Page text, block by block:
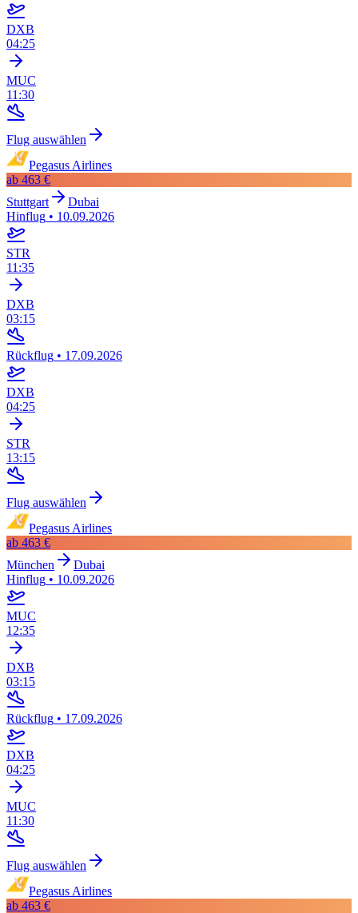
DXB
04:25
MUC
11:30
Flug auswählen
Pegasus Airlines
ab 463 €
Stuttgart
Dubai
Hinflug • 10.09.2026
STR
11:35
DXB
03:15
Rückflug • 17.09.2026
DXB
04:25
STR
13:15
Flug auswählen
Pegasus Airlines
ab 463 €
München
Dubai
Hinflug • 10.09.2026
MUC
12:35
DXB
03:15
Rückflug • 17.09.2026
DXB
04:25
MUC
11:30
Flug auswählen
Pegasus Airlines
ab 463 €